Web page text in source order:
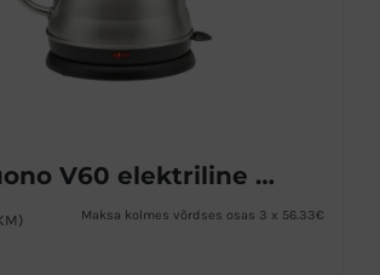
Hario Buono V60 elektriline veekeetja
Maksa kolmes võrdses osas 3 x 56.33€